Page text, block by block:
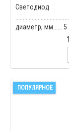
диаметр, мм...... 5
ПОПУЛЯРНОЕ